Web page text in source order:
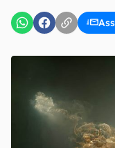
Uso e Política